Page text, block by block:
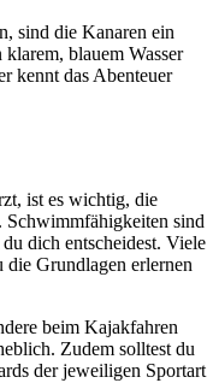
sind die Kanaren ein
blauem Wasser
kennt das Abenteuer
ist es wichtig, die
Schwimmfähigkeiten sind
dich entscheidest. Viele
die Grundlagen erlernen
beim Kajakfahren
Zudem solltest du
der jeweiligen Sportart